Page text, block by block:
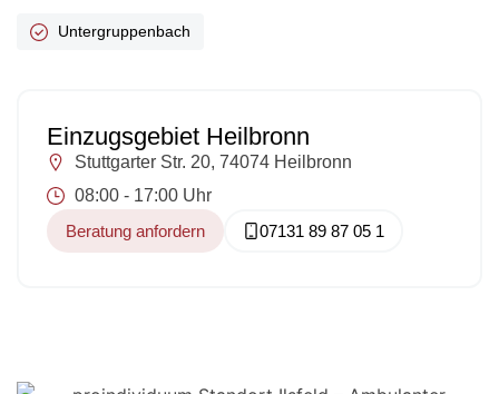
Untergruppenbach
Einzugsgebiet Heilbronn
Stuttgarter Str. 20, 74074 Heilbronn
08:00 - 17:00 Uhr
Beratung anfordern
07131 89 87 05 1